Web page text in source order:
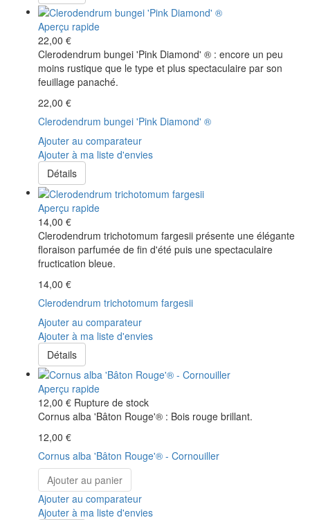
Aperçu rapide
22,00 €
Clerodendrum bungei 'Pink Diamond' ® : encore un peu
moins rustique que le type et plus spectaculaire par son
feuillage panaché.
22,00 €
Clerodendrum bungei 'Pink Diamond' ®
Ajouter au comparateur
Ajouter à ma liste d'envies
Détails
Aperçu rapide
14,00 €
Clerodendrum trichotomum fargesii présente une élégante
floraison parfumée de fin d'été puis une spectaculaire
fructication bleue.
14,00 €
Clerodendrum trichotomum fargesii
Ajouter au comparateur
Ajouter à ma liste d'envies
Détails
Aperçu rapide
12,00 € Rupture de stock
Cornus alba 'Bâton Rouge'® : Bois rouge brillant.
12,00 €
Cornus alba 'Bâton Rouge'® - Cornouiller
Ajouter au panier
Ajouter au comparateur
Ajouter à ma liste d'envies